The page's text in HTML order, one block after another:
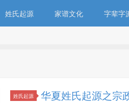
姓氏起源 家谱文化 字辈字
姓氏起源 华夏姓氏起源之宗